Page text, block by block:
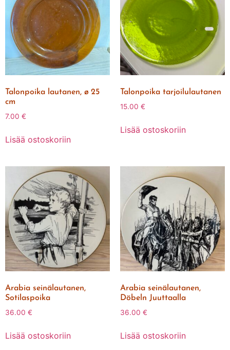
Talonpoika lautanen, ø 25
cm
7.00 €
Lisää ostoskoriin
Talonpoika tarjoilulautanen
15.00 €
Lisää ostoskoriin
Arabia seinälautanen,
Sotilaspoika
36.00 €
Lisää ostoskoriin
Arabia seinälautanen,
Döbeln Juuttaalla
36.00 €
Lisää ostoskoriin